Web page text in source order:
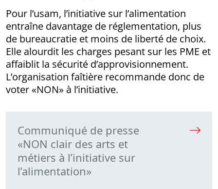
Pour l’usam, l’initiative sur l’alimentation
entraîne davantage de réglementation, plus
de bureaucratie et moins de liberté de choix.
Elle alourdit les charges pesant sur les PME et
affaiblit la sécurité d’approvisionnement.
L’organisation faîtière recommande donc de
voter «NON» à l’initiative.
Communiqué de presse
«NON clair des arts et
métiers à l’initiative sur
l’alimentation»